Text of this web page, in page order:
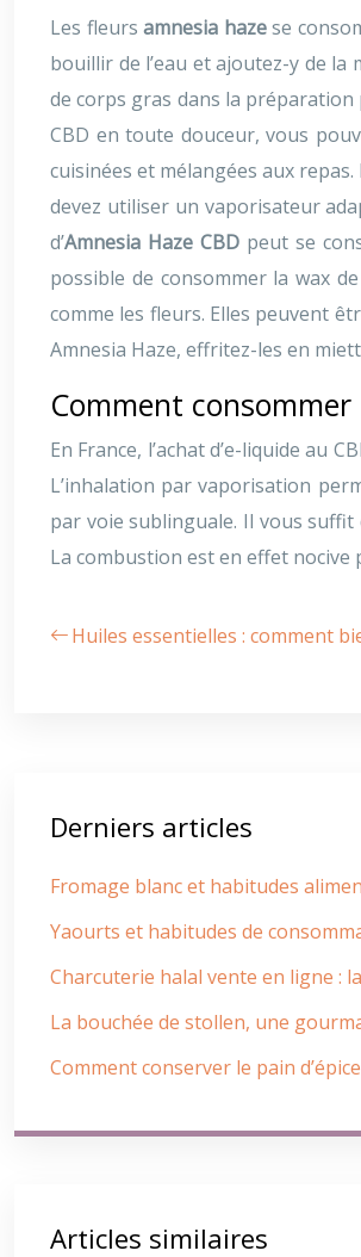
Les fleursamnesia hazese
bouillir de l’eau et ajoutez-y de la
de corps gras dans la préparation
CBD en toute douceur, vous
cuisinées et mélangées aux
devez utiliser un vaporisateur
d’Amnesia Haze CBD peut se
possible de consommer la wax
comme les fleurs. Elles peuvent
Amnesia Haze, effritez-les en
Comment consommer
En France, l’achat d’e-liquide au
L’inhalation par vaporisation
par voie sublinguale. Il vous
La combustion est en effet nocive
Huiles essentielles : comment
Derniers articles
Fromage blanc et habitudes
Yaourts et habitudes de
Charcuterie halal vente en ligne :
La bouchée de stollen, une
Comment conserver le pain
Articles similaires